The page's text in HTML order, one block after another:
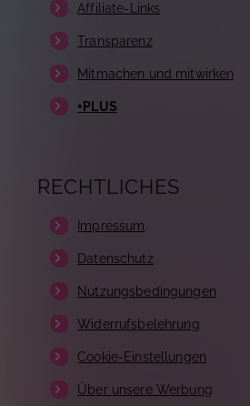
Affiliate-Links
Transparenz
Mitmachen und mitwirken
+PLUS
RECHTLICHES
Impressum
Datenschutz
Nutzungsbedingungen
Widerrufsbelehrung
Cookie-Einstellungen
Über unsere Werbung